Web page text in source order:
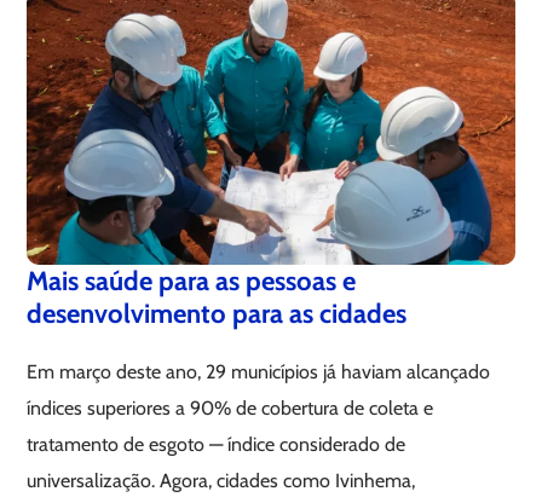
Mais saúde para as pessoas e
desenvolvimento para as cidades
Em março deste ano, 29 municípios já haviam alcançado
índices superiores a 90% de cobertura de coleta e
tratamento de esgoto — índice considerado de
universalização. Agora, cidades como Ivinhema,